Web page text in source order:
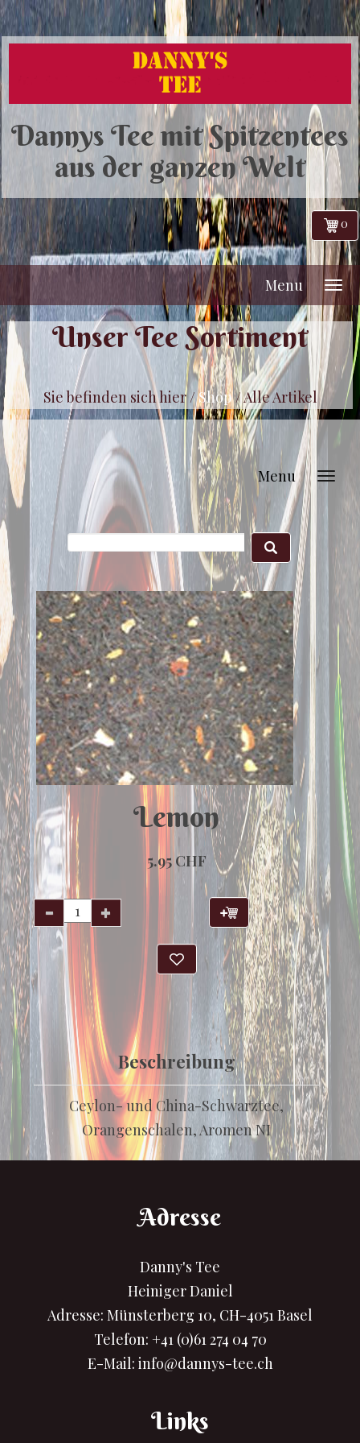
Dannys Tee mit Spitzentees
aus der ganzen Welt
0
Menu
Unser Tee Sortiment
Sie befinden sich hier /Shop/Alle Artikel
Menu
Lemon
5.95 CHF
Beschreibung
Ceylon- und China-Schwarztee,
Orangenschalen, Aromen NI
Adresse
Danny's Tee
Heiniger Daniel
Adresse: Münsterberg 10, CH-4051 Basel
Telefon: +41 (0)61 274 04 70
E-Mail: info@dannys-tee.ch
Links